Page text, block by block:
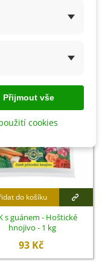
do košíku
s guánem - Hoštické
hnojivo - 1 kg
93 Kč
Přijmout vše
cookies